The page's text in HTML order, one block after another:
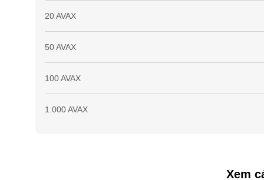
20 AVAX
50 AVAX
100 AVAX
1.000 AVAX
Xem